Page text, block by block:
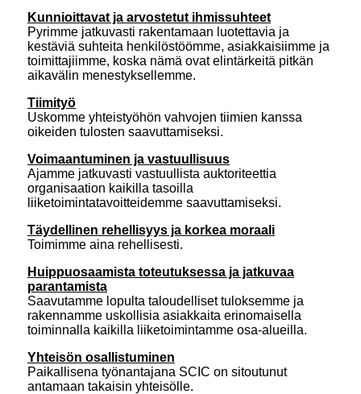
Kunnioittavat ja arvostetut ihmissuhteet
Pyrimme jatkuvasti rakentamaan luotettavia ja
kestäviä suhteita henkilöstöömme, asiakkaisiimme ja
toimittajiimme, koska nämä ovat elintärkeitä pitkän
aikavälin menestyksellemme.
Tiimityö
Uskomme yhteistyöhön vahvojen tiimien kanssa
oikeiden tulosten saavuttamiseksi.
Voimaantuminen ja vastuullisuus
Ajamme jatkuvasti vastuullista auktoriteettia
organisaation kaikilla tasoilla
liiketoimintatavoitteidemme saavuttamiseksi.
Täydellinen rehellisyys ja korkea moraali
Toimimme aina rehellisesti.
Huippuosaamista toteutuksessa ja jatkuvaa
parantamista
Saavutamme lopulta taloudelliset tuloksemme ja
rakennamme uskollisia asiakkaita erinomaisella
toiminnalla kaikilla liiketoimintamme osa-alueilla.
Yhteisön osallistuminen
Paikallisena työnantajana SCIC on sitoutunut
antamaan takaisin yhteisölle.